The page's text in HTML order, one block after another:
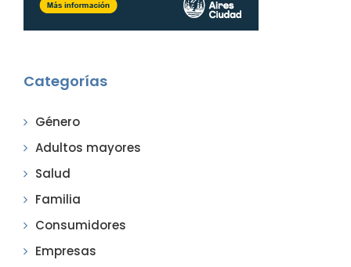
Categorías
Género
Adultos mayores
Salud
Familia
Consumidores
Empresas